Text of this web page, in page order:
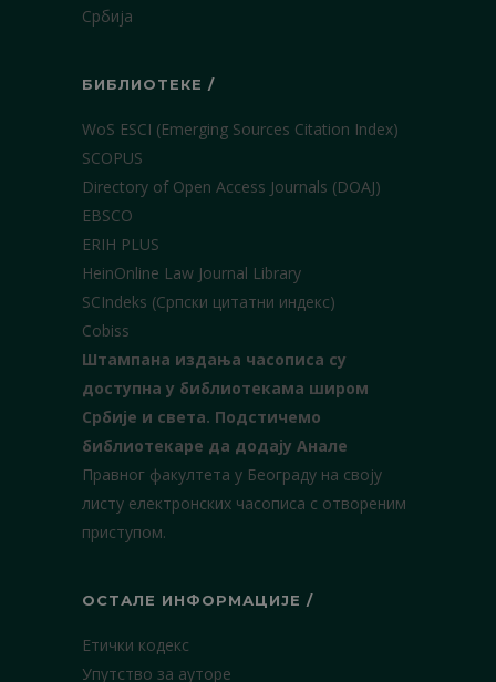
Србија
БИБЛИОТЕКЕ /
WoS ESCI (Emerging Sources Citation Index)
SCOPUS
Directory of Open Access Journals (DOAJ)
EBSCO
ERIH PLUS
HeinOnline Law Journal Library
SCIndeks (Српски цитатни индекс)
Cobiss
Штампана издања часописа су
доступна у библиотекама широм
Србије и света. Подстичемо
библиотекаре да додају Анале
Правног факултета у Београду на своју
листу електронских часописа с отвореним
приступом.
ОСТАЛЕ ИНФОРМАЦИЈЕ /
Етички кодекс
Упутство за ауторе